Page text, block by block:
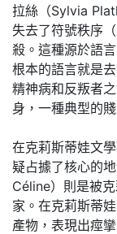
拉絲（Sylvia
失去了符號秩序
殺。這種源於語
根本的語言就是
精神病和反叛者
身，一種典型的賤
在克莉斯蒂娃文
疑占據了核心的
Céline）則是被
家。在克莉斯蒂
產物，表現出痙